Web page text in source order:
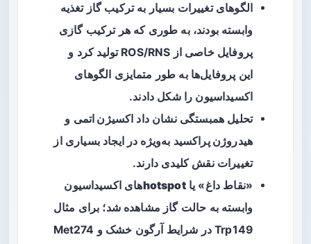
الگوهای تغییرات بسیار به ترکیب گاز تغذیه
وابسته بودند، به طوری که هر ترکیب گازی
پروفایل خاصی از ROS/RNS تولید کرد و
این پروفایل‌ها به طور متمایزی الگوهای
اکسیداسیون را شکل دادند.
تحلیل همبستگی نشان داد اکسیژن اتمی و
هیدروژن پراکسید به‌ویژه در ایجاد بسیاری از
تغییرات نقش کلیدی دارند.
«نقاط داغ» یاhotspotهای اکسیداسیون
وابسته به حالت گاز مشاهده شد؛ برای مثال
Trp149 در شرایط آرگون خشک و Met274